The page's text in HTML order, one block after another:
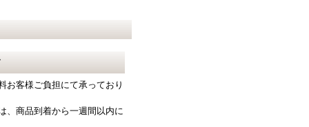
お客様ご負担にて承っており
、商品到着から一週間以内に